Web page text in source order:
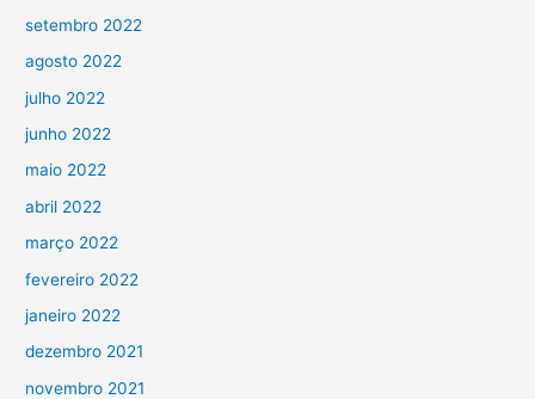
setembro 2022
agosto 2022
julho 2022
junho 2022
maio 2022
abril 2022
março 2022
fevereiro 2022
janeiro 2022
dezembro 2021
novembro 2021